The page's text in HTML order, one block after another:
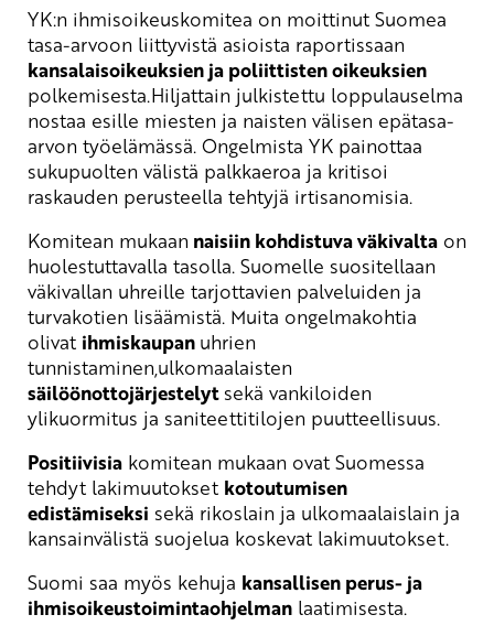
YK:n ihmisoikeuskomitea on moittinut Suomea
tasa-arvoon liittyvistä asioista raportissaan
kansalaisoikeuksien ja poliittisten oikeuksien
polkemisesta.Hiljattain julkistettu loppulauselma
nostaa esille miesten ja naisten välisen epätasa-
arvon työelämässä. Ongelmista YK painottaa
sukupuolten välistä palkkaeroa ja kritisoi
raskauden perusteella tehtyjä irtisanomisia.
Komitean mukaan naisiin kohdistuva väkivalta on
huolestuttavalla tasolla. Suomelle suositellaan
väkivallan uhreille tarjottavien palveluiden ja
turvakotien lisäämistä. Muita ongelmakohtia
olivat ihmiskaupan uhrien
tunnistaminen,ulkomaalaisten
säilöönottojärjestelyt sekä vankiloiden
ylikuormitus ja saniteettitilojen puutteellisuus.
Positiivisia komitean mukaan ovat Suomessa
tehdyt lakimuutokset kotoutumisen
edistämiseksi sekä rikoslain ja ulkomaalaislain ja
kansainvälistä suojelua koskevat lakimuutokset.
Suomi saa myös kehuja kansallisen perus- ja
ihmisoikeustoimintaohjelman laatimisesta.